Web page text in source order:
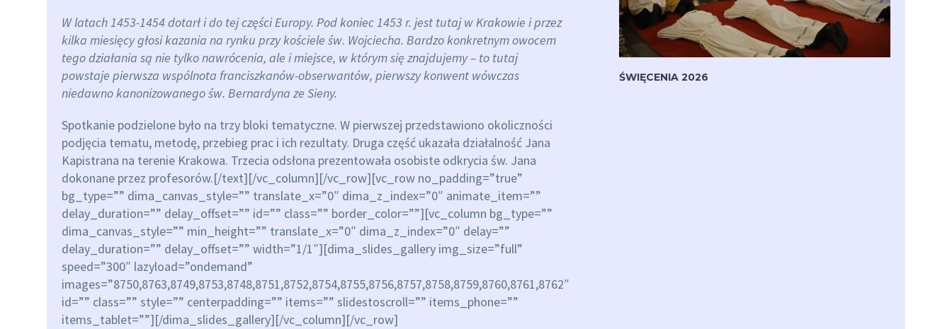
W latach 1453-1454 dotarł i do tej części Europy. Pod koniec 1453 r. jest tutaj w Krakowie i przez
kilka miesięcy głosi kazania na rynku przy kościele św. Wojciecha. Bardzo konkretnym owocem
tego działania są nie tylko nawrócenia, ale i miejsce, w którym się znajdujemy – to tutaj
powstaje pierwsza wspólnota franciszkanów-obserwantów, pierwszy konwent wówczas
niedawno kanonizowanego św. Bernardyna ze Sieny.
Spotkanie podzielone było na trzy bloki tematyczne. W pierwszej przedstawiono okoliczności
podjęcia tematu, metodę, przebieg prac i ich rezultaty. Druga część ukazała działalność Jana
Kapistrana na terenie Krakowa. Trzecia odsłona prezentowała osobiste odkrycia św. Jana
dokonane przez profesorów.[/text][/vc_column][/vc_row][vc_row no_padding=”true”
bg_type=”” dima_canvas_style=”” translate_x=”0″ dima_z_index=”0″ animate_item=””
delay_duration=”” delay_offset=”” id=”” class=”” border_color=””][vc_column bg_type=””
dima_canvas_style=”” min_height=”” translate_x=”0″ dima_z_index=”0″ delay=””
delay_duration=”” delay_offset=”” width=”1/1″][dima_slides_gallery img_size=”full”
speed=”300″ lazyload=”ondemand”
images=”8750,8763,8749,8753,8748,8751,8752,8754,8755,8756,8757,8758,8759,8760,8761,8762″
id=”” class=”” style=”” centerpadding=”” items=”” slidestoscroll=”” items_phone=””
items_tablet=””][/dima_slides_gallery][/vc_column][/vc_row]
ŚWIĘCENIA 2026